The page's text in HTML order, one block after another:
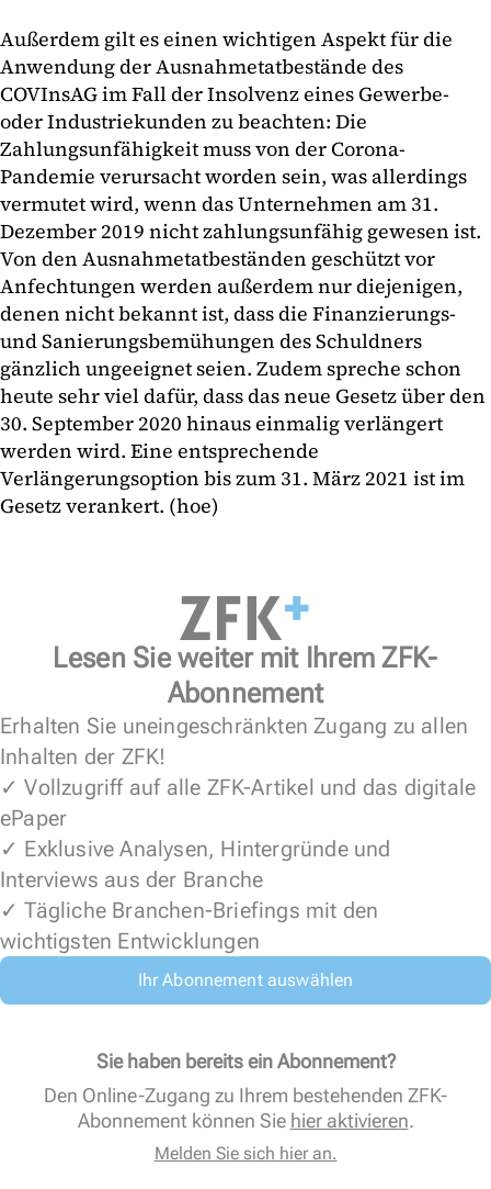
Außerdem gilt es einen wichtigen Aspekt für die
Anwendung der Ausnahmetatbestände des
COVInsAG im Fall der Insolvenz eines Gewerbe-
oder Industriekunden zu beachten: Die
Zahlungsunfähigkeit muss von der Corona-
Pandemie verursacht worden sein, was allerdings
vermutet wird, wenn das Unternehmen am 31.
Dezember 2019 nicht zahlungsunfähig gewesen ist.
Von den Ausnahmetatbeständen geschützt vor
Anfechtungen werden außerdem nur diejenigen,
denen nicht bekannt ist, dass die Finanzierungs-
und Sanierungsbemühungen des Schuldners
gänzlich ungeeignet seien. Zudem spreche schon
heute sehr viel dafür, dass das neue Gesetz über den
30. September 2020 hinaus einmalig verlängert
werden wird. Eine entsprechende
Verlängerungsoption bis zum 31. März 2021 ist im
Gesetz verankert. (hoe)
Lesen Sie weiter mit Ihrem ZFK-
Abonnement
Erhalten Sie uneingeschränkten Zugang zu allen
Inhalten der ZFK!
✓ Vollzugriff auf alle ZFK-Artikel und das digitale
ePaper
✓ Exklusive Analysen, Hintergründe und
Interviews aus der Branche
✓ Tägliche Branchen-Briefings mit den
wichtigsten Entwicklungen
Ihr Abonnement auswählen
Sie haben bereits ein Abonnement?
Den Online-Zugang zu Ihrem bestehenden ZFK-
Abonnement können Sie hier aktivieren.
Melden Sie sich hier an.